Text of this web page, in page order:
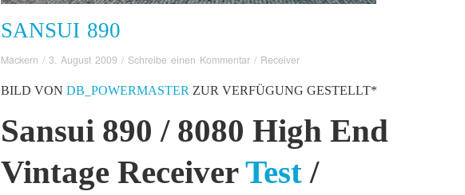
SANSUI 890
Mackern / 3. August 2009 / Schreibe einen Kommentar/ Receiver
BILD VON DB_POWERMASTERZUR VERFÜGUNG GESTELLT*
Sansui 890 / 8080 High End
Vintage ReceiverTest/